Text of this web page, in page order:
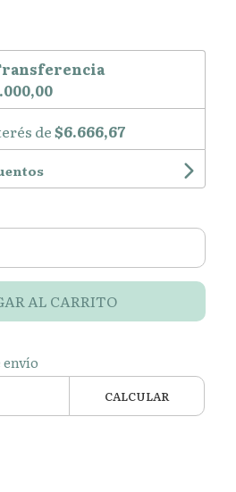
de$6.666,67
AL CARRITO
envío
CALCULAR